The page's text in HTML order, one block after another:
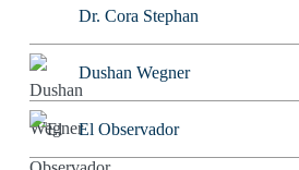
Dr. Cora Stephan
Dushan Wegner
El Observador